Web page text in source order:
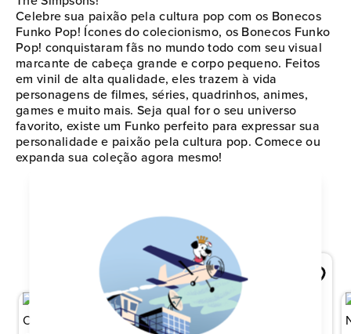
Celebre sua paixão pela cultura pop com os Bonecos
Funko Pop! Ícones do colecionismo, os Bonecos Funko
Pop! conquistaram fãs no mundo todo com seu visual
marcante de cabeça grande e corpo pequeno. Feitos
em vinil de alta qualidade, eles trazem à vida
personagens de filmes, séries, quadrinhos, animes,
games e muito mais. Seja qual for o seu universo
favorito, existe um Funko perfeito para expressar sua
personalidade e paixão pela cultura pop. Comece ou
expanda sua coleção agora mesmo!
QUEM VIU ISTO, TAMBÉM VIU